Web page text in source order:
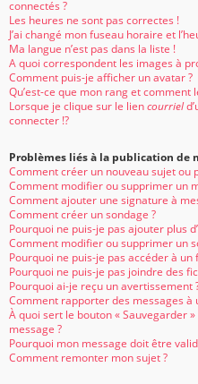
connectés ?
Les heures ne sont pas correctes !
J’ai changé mon fuseau horaire et
Ma langue n’est pas dans la liste !
A quoi correspondent les images à
Comment puis-je afficher un avatar ?
Qu’est-ce que mon rang et comment
Lorsque je clique sur le liencourriel
connecter !?
Problèmes liés à la publication de
Comment créer un nouveau sujet ou
Comment modifier ou supprimer un
Comment ajouter une signature à
Comment créer un sondage ?
Pourquoi ne puis-je pas ajouter plus
Comment modifier ou supprimer un
Pourquoi ne puis-je pas accéder à un
Pourquoi ne puis-je pas joindre des
Pourquoi ai-je reçu un avertissement
Comment rapporter des messages à
À quoi sert le bouton « Sauvegarder
message ?
Pourquoi mon message doit être
Comment remonter mon sujet ?